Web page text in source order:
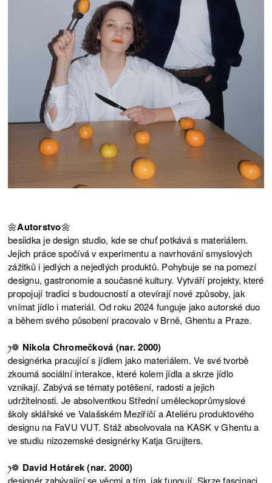
🌼Autorstvo🌼
besiidka je design studio, kde se chuť potkává s materiálem.
Jejich práce spočívá v experimentu a navrhování smyslových
zážitků i jedlých a nejedlých produktů. Pohybuje se na pomezí
designu, gastronomie a současné kultury. Vytváří projekty, které
propojují tradici s budoucností a otevírají nové způsoby, jak
vnímat jídlo i materiál. Od roku 2024 funguje jako autorské duo
a během svého působení pracovalo v Brně, Ghentu a Praze.
ꫂ❁ Nikola Chromečková (nar. 2000)
designérka pracující s jídlem jako materiálem. Ve své tvorbě
zkoumá sociální interakce, které kolem jídla a skrze jídlo
vznikají. Zabývá se tématy potěšení, radosti a jejich
udržitelnosti. Je absolventkou Střední uměleckoprůmyslové
školy sklářské ve Valašském Meziříčí a Ateliéru produktového
designu na FaVU VUT. Stáž absolvovala na KASK v Ghentu a
ve studiu nizozemské designérky Katja Gruijters.
ꫂ❁ David Hotárek (nar. 2000)